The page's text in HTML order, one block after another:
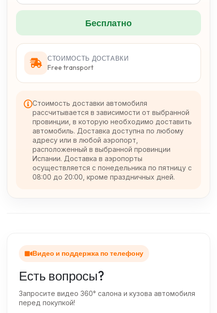
Бесплатно
СТОИМОСТЬ ДОСТАВКИ
Free transport
Стоимость доставки автомобиля
рассчитывается в зависимости от выбранной
провинции, в которую необходимо доставить
автомобиль. Доставка доступна по любому
адресу или в любой аэропорт,
расположенный в выбранной провинции
Испании. Доставка в аэропорты
осуществляется с понедельника по пятницу с
08:00 до 20:00, кроме праздничных дней.
Видео и поддержка по телефону
Есть вопросы?
Запросите видео 360° салона и кузова автомобиля
перед покупкой!